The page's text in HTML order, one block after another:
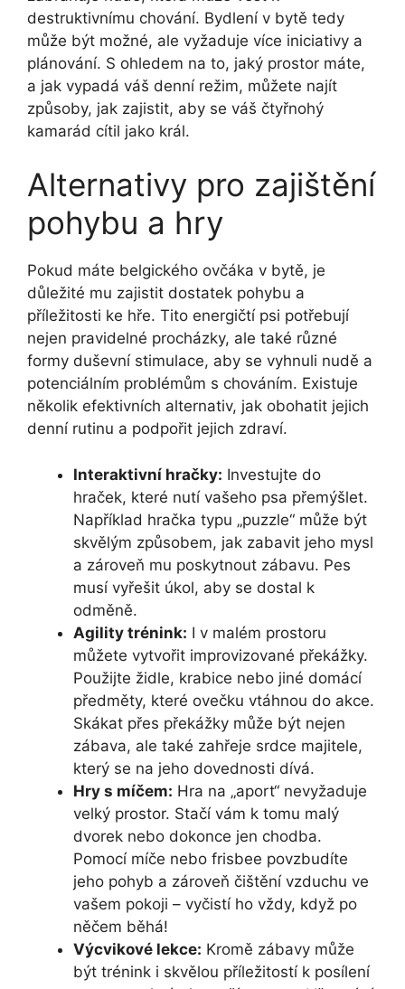
destruktivnímu chování. Bydlení v bytě tedy
může být možné, ale vyžaduje více iniciativy a
plánování. S ohledem na to, jaký prostor máte,
a jak vypadá váš denní režim, můžete najít
způsoby, jak zajistit, aby se váš čtyřnohý
kamarád cítil jako král.
Alternativy pro zajištění
pohybu a hry
Pokud máte belgického ovčáka v bytě, je
důležité mu zajistit dostatek pohybu a
příležitosti ke hře. Tito energičtí psi potřebují
nejen pravidelné procházky, ale také různé
formy duševní stimulace, aby se vyhnuli nudě a
potenciálním problémům s chováním. Existuje
několik efektivních alternativ, jak obohatit jejich
denní rutinu a podpořit jejich zdraví.
Interaktivní hračky: Investujte do
hraček, které nutí vašeho psa přemýšlet.
Například hračka typu „puzzle“ může být
skvělým způsobem, jak zabavit jeho mysl
a zároveň mu poskytnout zábavu. Pes
musí vyřešit úkol, aby se dostal k
odměně.
Agility trénink: I v malém prostoru
můžete vytvořit improvizované překážky.
Použijte židle, krabice nebo jiné domácí
předměty, které ovečku vtáhnou do akce.
Skákat přes překážky může být nejen
zábava, ale také zahřeje srdce majitele,
který se na jeho dovednosti dívá.
Hry s míčem: Hra na „aport“ nevyžaduje
velký prostor. Stačí vám k tomu malý
dvorek nebo dokonce jen chodba.
Pomocí míče nebo frisbee povzbudíte
jeho pohyb a zároveň čištění vzduchu ve
vašem pokoji – vyčistí ho vždy, když po
něčem běhá!
Výcvikové lekce: Kromě zábavy může
být trénink i skvělou příležitostí k posílení